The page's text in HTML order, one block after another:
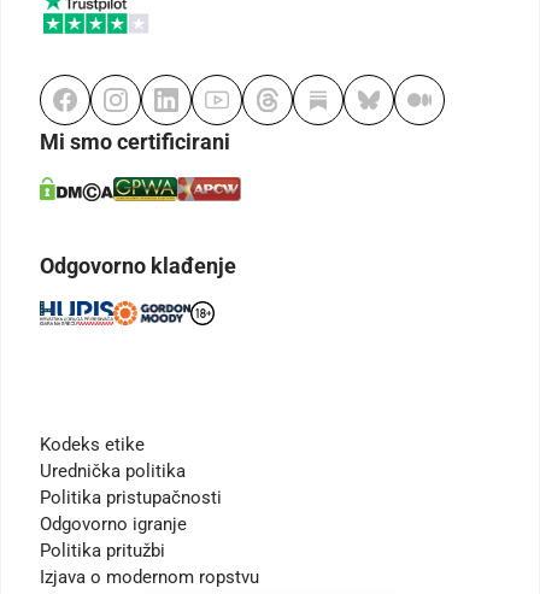
Mi smo certificirani
Odgovorno klađenje
Kodeks etike
Urednička politika
Politika pristupačnosti
Odgovorno igranje
Politika pritužbi
Izjava o modernom ropstvu